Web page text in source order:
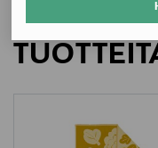
Valmistajan osoite
Muuraintie 5 A 1,
LISÄÄ